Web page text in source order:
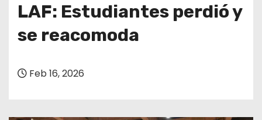
LAF: Estudiantes perdió y
se reacomoda
Feb 16, 2026